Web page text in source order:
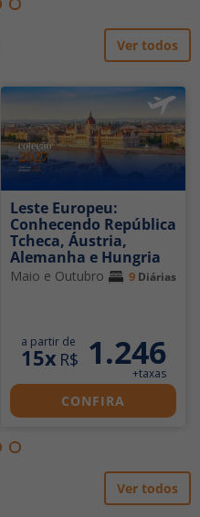
Ver todos
Leste Europeu:
Conhecendo República
Tcheca, Áustria,
Alemanha e Hungria
Maio e Outubro 9 Diárias
a partir de
15x R$ 1.246
+taxas
CONFIRA
Ver todos